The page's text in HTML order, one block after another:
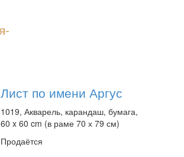
Лист по имени Аргус
1019, Акварель, карандаш, бумага,
60 x 60 cm (в раме 70 х 79 см)
Продаётся